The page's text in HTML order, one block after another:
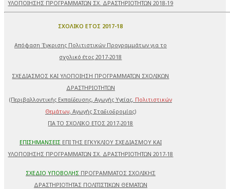
ΥΛΟΠΟΙΗΣΗΣ ΠΡΟΓΡΑΜΜΑΤΩΝ ΣΧ. ΔΡΑΣΤΗΡΙΟΤΗΤΩΝ 2018-19
ΣΧΟΛΙΚΟ ΕΤΟΣ 2017-18
Απόφαση Έγκρισης Πολιτιστικών Προγραμμάτων για το
σχολικό έτος 2017-2018
ΣΧΕΔΙΑΣΜΟΣ ΚΑΙ ΥΛΟΠΟΙΗΣΗ ΠΡΟΓΡΑΜΜΑΤΩΝ ΣΧΟΛΙΚΩΝ
ΔΡΑΣΤΗΡΙΟΤΗΤΩΝ
(Περιβαλλοντικής Εκπαίδευσης, Αγωγής Υγείας, Πολιτιστικών
Θεμάτων, Αγωγής Σταδιοδρομίας)
ΓΙΑ ΤΟ ΣΧΟΛΙΚΟ ΕΤΟΣ 2017-2018
ΕΠΙΣΗΜΑΝΣΕΙΣΕΠΙ ΤΗΣ ΕΓΚΥΚΛΙΟΥ ΣΧΕΔΙΑΣΜΟΥ ΚΑΙ
ΥΛΟΠΟΙΗΣΗΣ ΠΡΟΓΡΑΜΜΑΤΩΝ ΣΧ. ΔΡΑΣΤΗΡΙΟΤΗΤΩΝ 2017-18
ΣΧΕΔΙΟ ΥΠΟΒΟΛΗΣΠΡΟΓΡΑΜΜΑΤΟΣ ΣΧΟΛΙΚΗΣ
ΔΡΑΣΤΗΡΙΟΤΗΤΑΣ ΠΟΛΙΤΙΣΤΙΚΩΝ ΘΕΜΑΤΩΝ